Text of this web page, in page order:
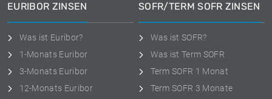
EURIBOR ZINSEN
Was ist Euribor?
1-Monats Euribor
3-Monats Euribor
12-Monats Euribor
SOFR/TERM SOFR ZINSEN
Was ist SOFR?
Was ist Term SOFR
Term SOFR 1 Monat
Term SOFR 3 Monate